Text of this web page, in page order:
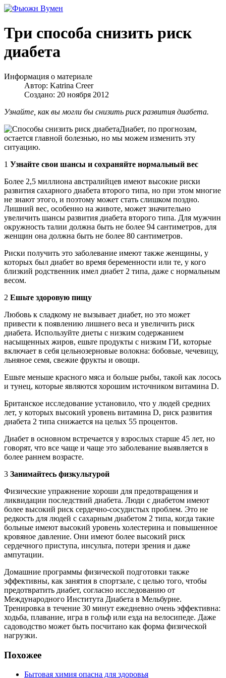
Три способа снизить риск
диабета
Информация о материале
Автор: Katrina Creer
Создано: 20 ноября 2012
Узнайте, как вы могли бы снизить риск развития диабета.
Диабет, по прогнозам,
остается главной болезнью, но мы можем изменить эту
ситуацию.
1 Узнайте свои шансы и сохраняйте нормальный вес
Более 2,5 миллиона австралийцев имеют высокие риски
развития сахарного диабета второго типа, но при этом многие
не знают этого, и поэтому может стать слишком поздно.
Лишний вес, особенно на животе, может значительно
увеличить шансы развития диабета второго типа. Для мужчин
окружность талии должна быть не более 94 сантиметров, для
женщин она должна быть не более 80 сантиметров.
Риски получить это заболевание имеют также женщины, у
которых был диабет во время беременности или те, у кого
близкий родственник имел диабет 2 типа, даже с нормальным
весом.
2 Ешьте здоровую пищу
Любовь к сладкому не вызывает диабет, но это может
привести к появлению лишнего веса и увеличить риск
диабета. Используйте диеты с низким содержанием
насыщенных жиров, ешьте продукты с низким ГИ, которые
включает в себя цельнозерновые волокна: бобовые, чечевицу,
льняное семя, свежие фрукты и овощи.
Ешьте меньше красного мяса и больше рыбы, такой как лосось
и тунец, которые являются хорошим источником витамина D.
Британское исследование установило, что у людей средних
лет, у которых высокий уровень витамина D, риск развития
диабета 2 типа снижается на целых 55 процентов.
Диабет в основном встречается у взрослых старше 45 лет, но
говорят, что все чаще и чаще это заболевание выявляется в
более раннем возрасте.
3 Занимайтесь физкультурой
Физические упражнение хороши для предотвращения и
ликвидации последствий диабета. Люди с диабетом имеют
более высокий риск сердечно-сосудистых проблем. Это не
редкость для людей с сахарным диабетом 2 типа, когда такие
больные имеют высокий уровень холестерина и повышенное
кровяное давление. Они имеют более высокий риск
сердечного приступа, инсульта, потери зрения и даже
ампутации.
Домашние программы физической подготовки также
эффективны, как занятия в спортзале, с целью того, чтобы
предотвратить диабет, согласно исследованию от
Международного Института Диабета в Мельбурне.
Тренировка в течение 30 минут ежедневно очень эффективна:
ходьба, плавание, игра в гольф или езда на велосипеде. Даже
садоводство может быть посчитано как форма физической
нагрузки.
Похожее
Бытовая химия опасна для здоровья